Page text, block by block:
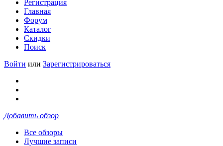
Регистрация
Главная
Форум
Каталог
Скидки
Поиск
Войти или Зарегистрироваться
Добавить обзор
Все обзоры
Лучшие записи